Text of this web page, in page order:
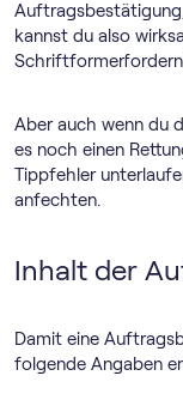
kannst du also
Aber auch wenn du
es noch einen
Tippfehler
anfechten.
Inhalt der
Damit eine
folgende Angaben